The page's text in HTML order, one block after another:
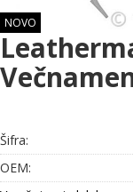
NOVO
Šifra:
OEM: